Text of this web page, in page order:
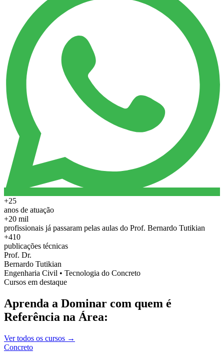
+25
anos de atuação
+20 mil
profissionais já passaram pelas aulas do Prof. Bernardo Tutikian
+410
publicações técnicas
Prof. Dr.
Bernardo Tutikian
Engenharia Civil • Tecnologia do Concreto
Cursos em destaque
Aprenda a Dominar com quem é
Referência na Área:
Ver todos os cursos →
Concreto